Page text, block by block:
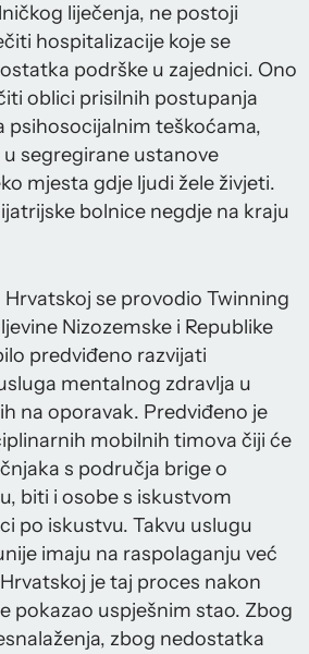
liječenja, ne postoji
hospitalizacije koje se
podrške u zajednici. Ono
oblici prisilnih postupanja
psihosocijalnim teškoćama,
segregirane ustanove
mjesta gdje ljudi žele živjeti.
bolnice negdje na kraju
Hrvatskoj se provodio Twinning
Nizozemske i Republike
predviđeno razvijati
mentalnog zdravlja u
na oporavak. Predviđeno je
mobilnih timova čiji će
s područja brige o
biti i osobe s iskustvom
po iskustvu. Takvu uslugu
imaju na raspolaganju već
je taj proces nakon
pokazao uspješnim stao. Zbog
zbog nedostatka